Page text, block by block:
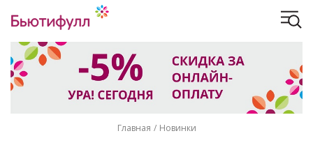
Главная Новинки